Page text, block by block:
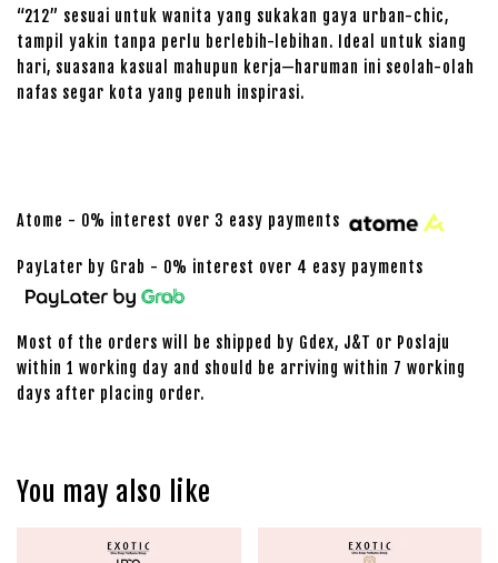
“212” sesuai untuk wanita yang sukakan gaya urban-chic,
tampil yakin tanpa perlu berlebih-lebihan. Ideal untuk siang
hari, suasana kasual mahupun kerja—haruman ini seolah-olah
nafas segar kota yang penuh inspirasi.
Atome - 0% interest over 3 easy payments
PayLater by Grab - 0% interest over 4 easy payments
Most of the orders will be shipped by Gdex, J&T or Poslaju
within 1 working day and should be arriving within 7 working
days after placing order.
You may also like